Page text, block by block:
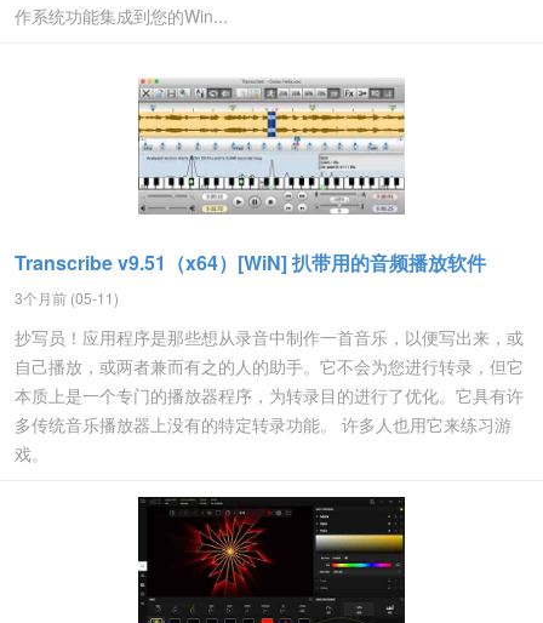
作系统功能集成到您的Win...
Transcribe v9.51（x64）[WiN] 扒带用的音频播放软件
3个月前 (05-11)
抄写员！应用程序是那些想从录音中制作一首音乐，以便写出来，或
自己播放，或两者兼而有之的人的助手。它不会为您进行转录，但它
本质上是一个专门的播放器程序，为转录目的进行了优化。它具有许
多传统音乐播放器上没有的特定转录功能。 许多人也用它来练习游
戏。